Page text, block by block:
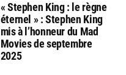
« Stephen King : le règne
éternel » : Stephen King
mis à l’honneur du Mad
Movies de septembre
2025